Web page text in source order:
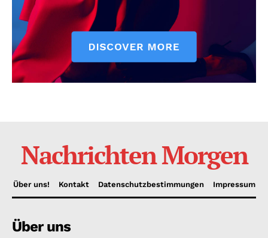
Nachrichten Morgen
Über uns! Kontakt Datenschutzbestimmungen Impressum
Über uns